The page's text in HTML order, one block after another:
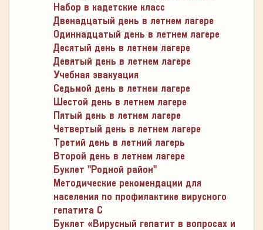
Набор в кадетские класс
Двенадцатый день в летнем лагере
Одиннадцатый день в летнем лагере
Десятый день в летнем лагере
Девятый день в летнем лагере
Учебная эвакуация
Седьмой день в летнем лагере
Шестой день в летнем лагере
Пятый день в летнем лагере
Четвертый день в летнем лагере
Третий день в летний лагерь
Второй день в летнем лагере
Буклет "Родной район"
Методические рекомендации для
населения по профилактике вирусного
гепатита С
Буклет «Вирусный гепатит в вопросах и